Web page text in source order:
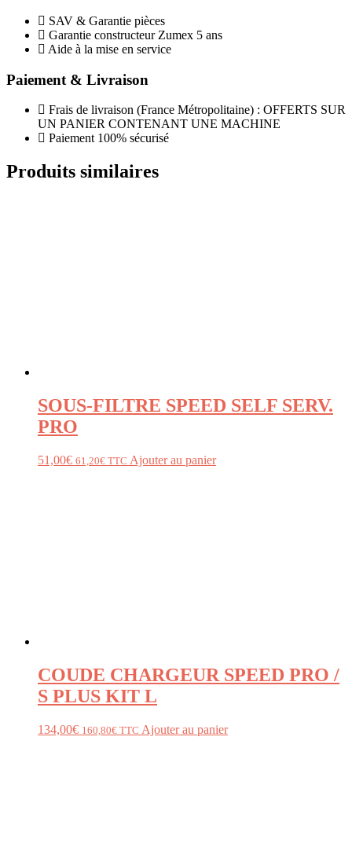
SAV & Garantie pièces
Garantie constructeur Zumex 5 ans
Aide à la mise en service
Paiement & Livraison
Frais de livraison (France Métropolitaine) : OFFERTS SUR
UN PANIER CONTENANT UNE MACHINE
Paiement 100% sécurisé
Produits similaires
SOUS-FILTRE SPEED SELF SERV.
PRO
51,00€ 61,20€ TTC Ajouter au panier
COUDE CHARGEUR SPEED PRO /
S PLUS KIT L
134,00€ 160,80€ TTC Ajouter au panier